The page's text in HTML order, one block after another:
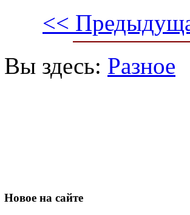
<<
Вы здесь: Разное
Новое на сайте